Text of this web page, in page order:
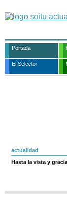
Portada
El Selector
actualidad
Hasta la vista y